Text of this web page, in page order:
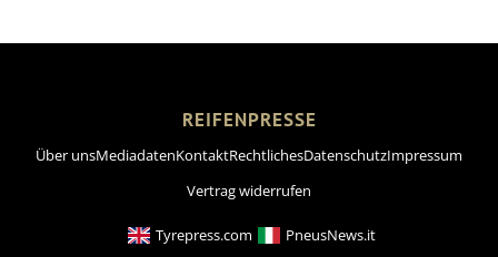
REIFENPRESSE
Über unsMediadatenKontaktRechtlichesDatenschutzImpressum
Vertrag widerrufen
Tyrepress.com PneusNews.it